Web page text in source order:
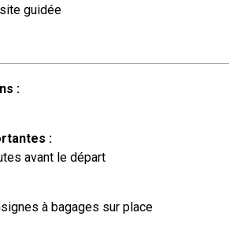
guidée
:
:
avant le départ
à bagages sur place